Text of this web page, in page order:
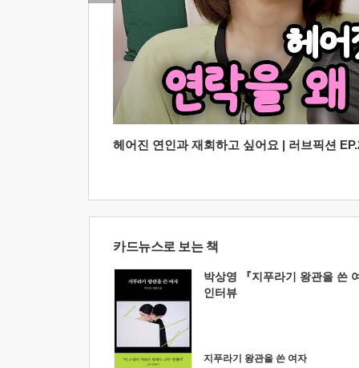
헤어진 연인과 재회하고 싶어요 | 러브픽션
카드뉴스로 보는 책
박상영 『지푸라기 왕관을 쓴
인터뷰
지푸라기 왕관을 쓴 여자